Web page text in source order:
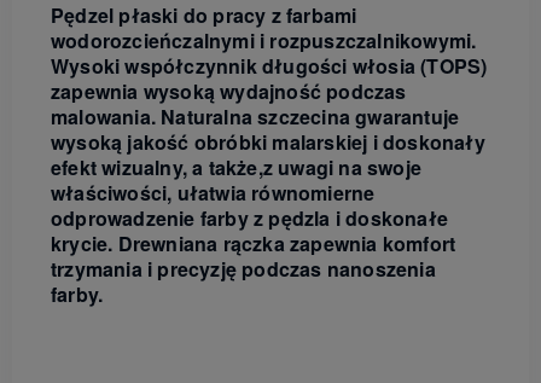
Pędzel płaski do pracy z farbami
wodorozcieńczalnymi i rozpuszczalnikowymi.
Wysoki współczynnik długości włosia (TOPS)
zapewnia wysoką wydajność podczas
malowania. Naturalna szczecina gwarantuje
wysoką jakość obróbki malarskiej i doskonały
efekt wizualny, a także,z uwagi na swoje
właściwości, ułatwia równomierne
odprowadzenie farby z pędzla i doskonałe
krycie. Drewniana rączka zapewnia komfort
trzymania i precyzję podczas nanoszenia
farby.